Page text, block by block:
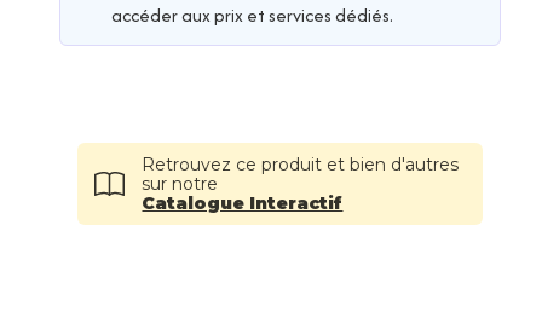
accéder aux prix et services dédiés.
Retrouvez ce produit et bien d'autres
sur notre
Catalogue Interactif